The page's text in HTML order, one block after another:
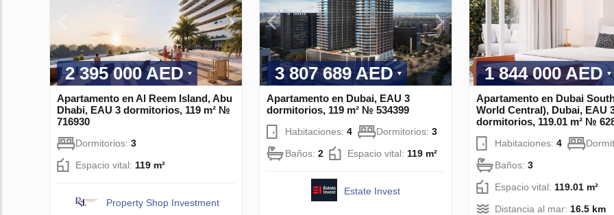
2 395 000 AED
Apartamento en Al Reem Island, Abu
Dhabi, EAU 3 dormitorios, 119 m² №
716930
Dormitorios: 3
Espacio vital: 119 m²
Property Shop Investment
3 807 689 AED
Apartamento en Dubai, EAU 3
dormitorios, 119 m² № 534399
Habitaciones: 4 Dormitorios: 3
Baños: 2 Espacio vital: 119 m²
Estate Invest
1 844 000 AED
Apartamento en Dubai
World Central), Dubai, EAU
dormitorios, 119.01 m² №
Habitaciones: 4
Baños: 3
Espacio vital: 119.01 m²
Distancia al mar: 16.5 km